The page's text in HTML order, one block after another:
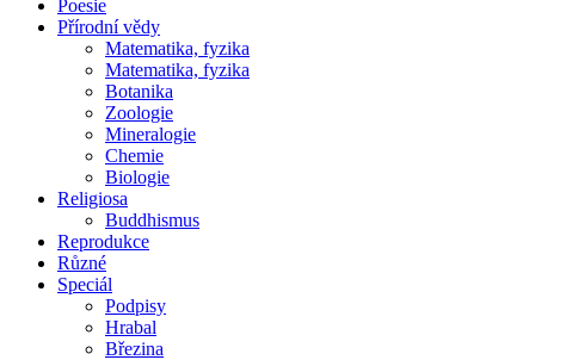
Poesie
Přírodní vědy
Matematika, fyzika
Matematika, fyzika
Botanika
Zoologie
Mineralogie
Chemie
Biologie
Religiosa
Buddhismus
Reprodukce
Různé
Speciál
Podpisy
Hrabal
Březina